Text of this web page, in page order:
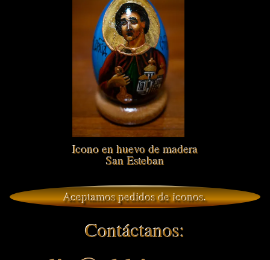
Icono en huevo de madera
San Esteban
Aceptamos pedidos de iconos.
Contáctanos: